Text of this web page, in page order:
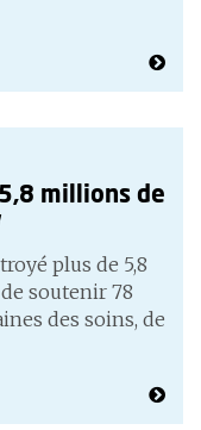
millions de
plus de 5,8
soutenir 78
des soins, de